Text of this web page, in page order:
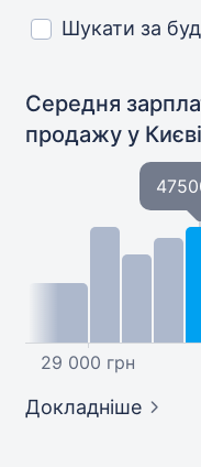
Шукати за
Середня
продажуу Києві
29 000 грн
Докладніше